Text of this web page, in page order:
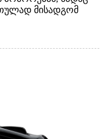
მისადგომ